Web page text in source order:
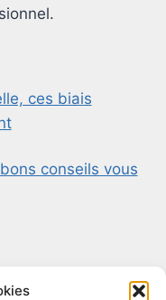
ces biais
conseils vous